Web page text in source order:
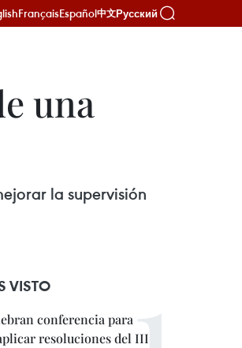
FrançaisEspañol中文Русский
una
la supervisión
VISTO
conferencia para
resoluciones del III